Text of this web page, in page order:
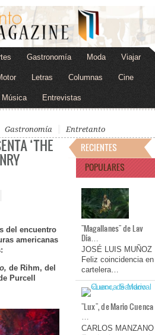
Gastronomía Moda Viajar
Letras Columnas Cine
Música Entrevistas
Gastronomía Entretanto
‘THE
del encuentro
americanas
de Rihm, del
Purcell
RECIENTES
POPULARES
"Magallanes" de Lav
Dia…
JOSÉ LUIS MUÑOZ
Feliz coincidencia en
cartelera…
"Lux", de Mario Cuenca
…
CARLOS MANZANO